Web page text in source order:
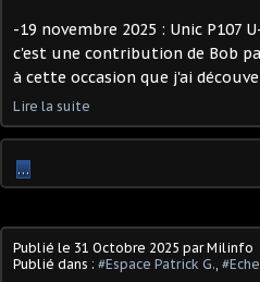
-19 novembre 2025 : Unic P107
c'est une contribution de Bob
à cette occasion que j'ai
Lire la suite
…
Publié le 31 Octobre 2025 par Milinfo
Publié dans : #Espace Patrick G.,